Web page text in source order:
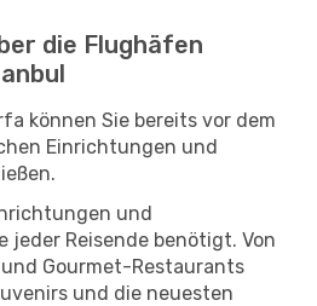
die Flughäfen
können Sie bereits vor dem
Einrichtungen und
und
jeder Reisende benötigt. Von
Gourmet-Restaurants
und die neuesten